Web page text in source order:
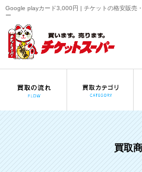
Google playカード3,000円 | チケットの格安販売
ー
買取